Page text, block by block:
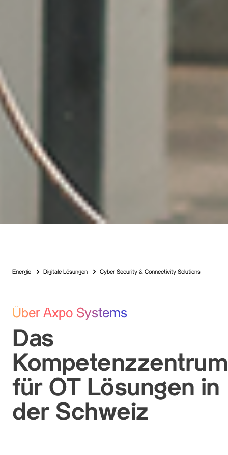
Energie Digitale Lösungen Cyber Security & Connectivity Solutions
Über Axpo Systems
Das
Kompetenzzentrum
für OT Lösungen in
der Schweiz